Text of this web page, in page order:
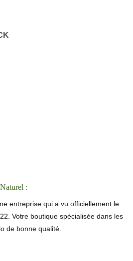
:
entreprise qui a vu officiellement le
Votre boutique spécialisée dans les
de bonne qualité.